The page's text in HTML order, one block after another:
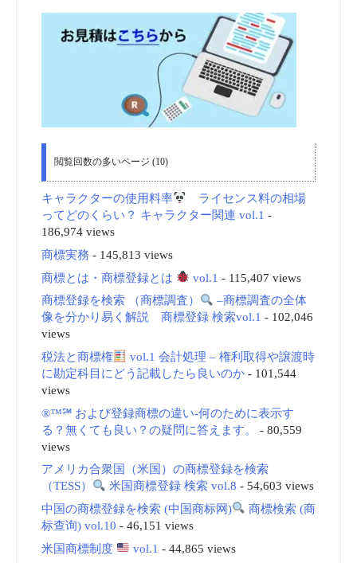
閲覧回数の多いページ (10)
キャラクターの使用料率
ライセンス料の相場
ってどのくらい？ キャラクター関連 vol.1 -
186,974 views
商標実務 - 145,813 views
商標とは・商標登録とは
vol.1 - 115,407 views
商標登録を検索 （商標調査）
–商標調査の全体
像を分かり易く解説 商標登録 検索vol.1 - 102,046
views
税法と商標権
vol.1 会計処理 – 権利取得や譲渡時
に勘定科目にどう記載したら良いのか- 101,544
views
®™℠ および登録商標の違い-何のために表示す
る？無くても良い？の疑問に答えます。
- 80,559
views
アメリカ合衆国（米国）の商標登録を検索
（TESS）
米国商標登録 検索 vol.8 - 54,603 views
中国の商標登録を検索 (中国商标网)
商標検索 (商
标查询) vol.10 - 46,151 views
米国商標制度
vol.1 - 44,865 views